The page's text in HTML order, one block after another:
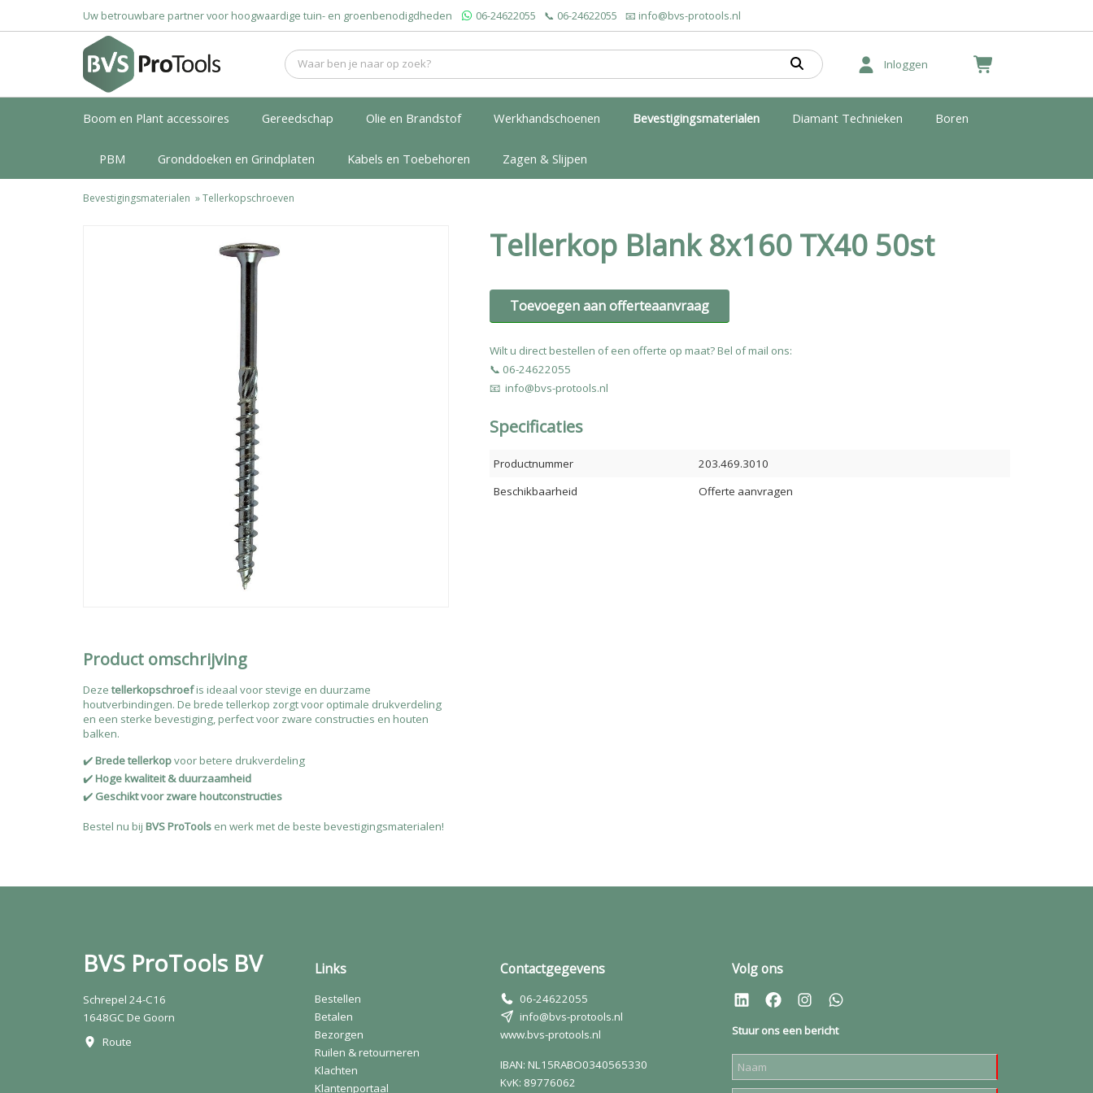
Uw betrouwbare partner voor hoogwaardige tuin- en groenbenodigdheden 06-24622055 📞 06-24622055 📧 info@bvs-protools.nl
Inloggen
Boom en Plant accessoires Gereedschap Olie en Brandstof Werkhandschoenen Bevestigingsmaterialen Diamant Technieken Boren
PBM Gronddoeken en Grindplaten Kabels en Toebehoren Zagen & Slijpen
Bevestigingsmaterialen »Tellerkopschroeven
Product omschrijving
Deze tellerkopschroefis ideaal voor stevige en duurzame
houtverbindingen. De brede tellerkop zorgt voor optimale drukverdeling
en een sterke bevestiging, perfect voor zware constructies en houten
balken.
✔️Brede tellerkopvoor betere drukverdeling
✔️Hoge kwaliteit & duurzaamheid
✔️ Geschikt voor zware houtconstructies
Bestel nu bij BVS ProTools en werk met de beste bevestigingsmaterialen!
Tellerkop Blank 8x160 TX40 50st
Toevoegen aan offerteaanvraag
Wilt u direct bestellen of een offerte op maat? Bel of mail ons:
📞 06-24622055
📧 info@bvs-protools.nl
Specificaties
Productnummer
203.469.3010
Beschikbaarheid
Offerte aanvragen
BVS ProTools BV
Schrepel 24-C16
1648GC De Goorn
Route
Links
Bestellen
Betalen
Bezorgen
Ruilen & retourneren
Klachten
Klantenportaal
Contactgegevens
06-24622055
info@bvs-protools.nl
www.bvs-protools.nl
IBAN: NL15RABO0340565330
KvK: 89776062
Volg ons
Stuur ons een bericht